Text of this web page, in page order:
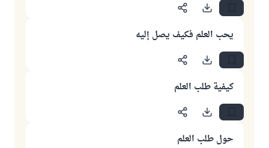
يحب العلم فكيف يصل إليه
كيفية طلب العلم
حول طلب العلم